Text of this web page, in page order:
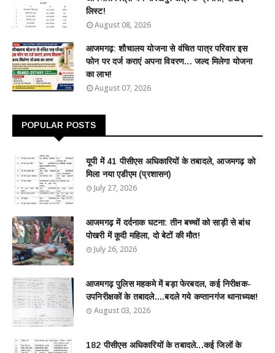
लिस्ट!
August 08, 2026
आजमगढ़: शौचालय योजना से वंचित पात्र परिवार इस
फोन पर दर्ज कराएं अपना विवरण... जल्द मिलेगा योजना
का लाभ!
August 07, 2026
POPULAR POSTS
यूपी में 41 पीसीएस अधिकारियों के तबादले, आजमगढ़ को
मिला नया एडीएम (प्रशासन)
July 27, 2026
आजमगढ़ में दर्दनाक घटना: तीन बच्चों को साड़ी से बांध
पोखरी में कूदी महिला, दो बेटों की मौत!
July 26, 2026
आजमगढ़ पुलिस महकमे में बड़ा फेरबदल, कई निरीक्षक-
उपनिरीक्षकों के तबादले....बदले गये कप्तानगंज थानाध्यक्ष!
August 03, 2026
182 पीसीएस अधिकारियों के तबादले...कई जिलों के